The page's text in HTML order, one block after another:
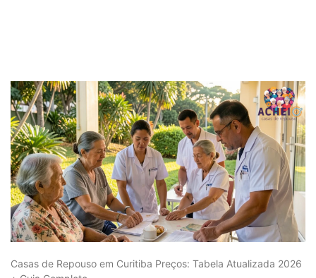
Casas de Repouso em Curitiba Preços: Tabela Atualizada 2026